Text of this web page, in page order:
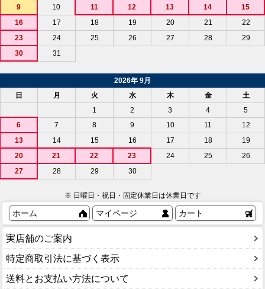
9
10 11 12 13 14
15
16
17 18 19 20 21
22
23
24 25 26 27 28
29
30
31
2026年 9月
日
月 火 水 木 金
土
1
2 3 4
5
6
7 8 9 10 11
12
13
14 15 16 17 18
19
20
21 22 23 24 25
26
27
28 29 30
※ 日曜日・祝日・固定休業日は休業日です
ホーム マイページ カート
実店舗のご案内
特定商取引法に基づく表示
送料とお支払い方法について